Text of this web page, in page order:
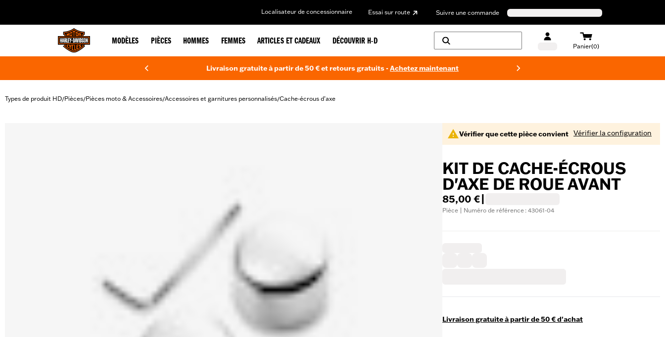
Localisateur de concessionnaire Essai sur route Suivre une commande
MODÈLES PIÈCES HOMMES FEMMES ARTICLES ET CADEAUX DÉCOUVRIR H-D
Panier(0)
Livraison gratuite à partir de 50 € et retours gratuits -Achetez maintenant
Types de produit HD/Pièces/Pièces moto & Accessoires/Accessoires et garnitures personnalisés/Cache-écrous d’axe
Vérifier que cette pièce convient Vérifier la configuration
KIT DE CACHE-ÉCROUS
D'AXE DE ROUE AVANT
85,00 €
Pièce | Numéro de référence : 43061-04
Livraison gratuite à partir de 50 € d'achat